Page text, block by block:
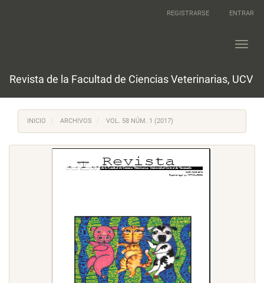
REGISTRARSE ENTRAR
Revista de la Facultad de Ciencias Veterinarias, UCV
INICIO ARCHIVOS VOL. 58 NÚM. 1 (2017)